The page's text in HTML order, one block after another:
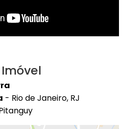
- Rio de Janeiro, RJ